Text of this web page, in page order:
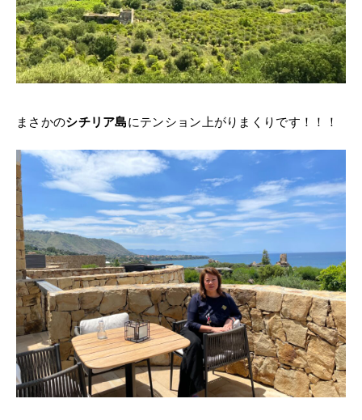
まさかのシチリア島にテンション上がりまくりです！！！